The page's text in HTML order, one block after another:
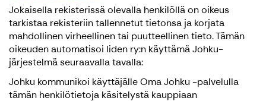
Jokaisella rekisterissä olevalla henkilöllä on oikeus
tarkistaa rekisteriin tallennetut tietonsa ja korjata
mahdollinen virheellinen tai puutteellinen tieto. Tämän
oikeuden automatisoi Iiden ry:n käyttämä Johku-
järjestelmä seuraavalla tavalla:
Johku kommunikoi käyttäjälle Oma Johku -palvelulla
tämän henkilötietoja käsitelystä kauppiaan